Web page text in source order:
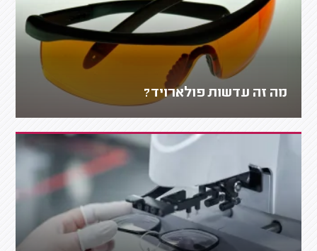
מה זה עדשות פולארויד?